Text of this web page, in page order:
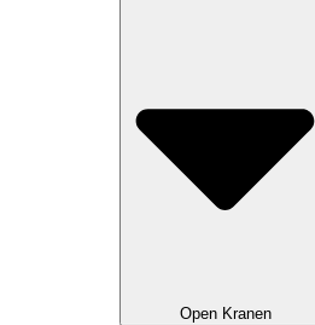
Open Kranen